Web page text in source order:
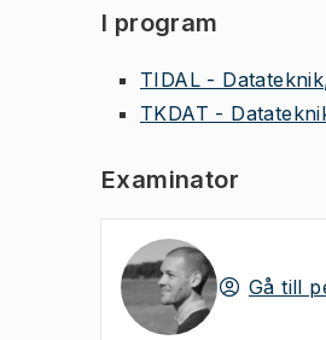
I program
TIDAL -
TKDAT -
Examinator
Gå till